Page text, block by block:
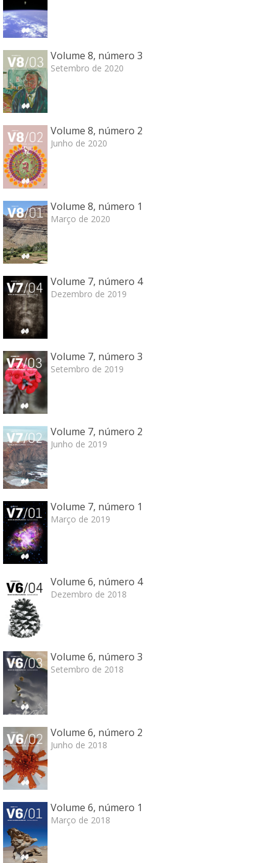
Volume 8, número 3
Setembro de 2020
Volume 8, número 2
Junho de 2020
Volume 8, número 1
Março de 2020
Volume 7, número 4
Dezembro de 2019
Volume 7, número 3
Setembro de 2019
Volume 7, número 2
Junho de 2019
Volume 7, número 1
Março de 2019
Volume 6, número 4
Dezembro de 2018
Volume 6, número 3
Setembro de 2018
Volume 6, número 2
Junho de 2018
Volume 6, número 1
Março de 2018